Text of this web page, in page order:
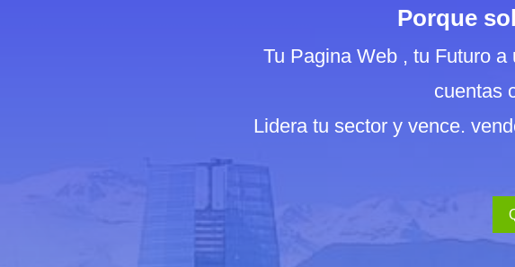
Porque
Tu Pagina Web , tu Futuro
cuentas
Lidera tu sector y vence.